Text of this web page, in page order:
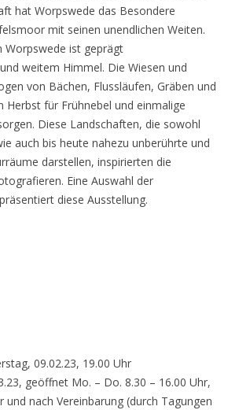
hat Worpswede das Besondere
mit seinen unendlichen Weiten.
Worpswede ist geprägt
weitem Himmel. Die Wiesen und
von Bächen, Flussläufen, Gräben und
Herbst für Frühnebel und einmalige
Diese Landschaften, die sowohl
auch bis heute nahezu unberührte und
darstellen, inspirierten die
Eine Auswahl der
diese Ausstellung.
09.02.23, 19.00 Uhr
geöffnet Mo. – Do. 8.30 – 16.00 Uhr,
und nach Vereinbarung (durch Tagungen